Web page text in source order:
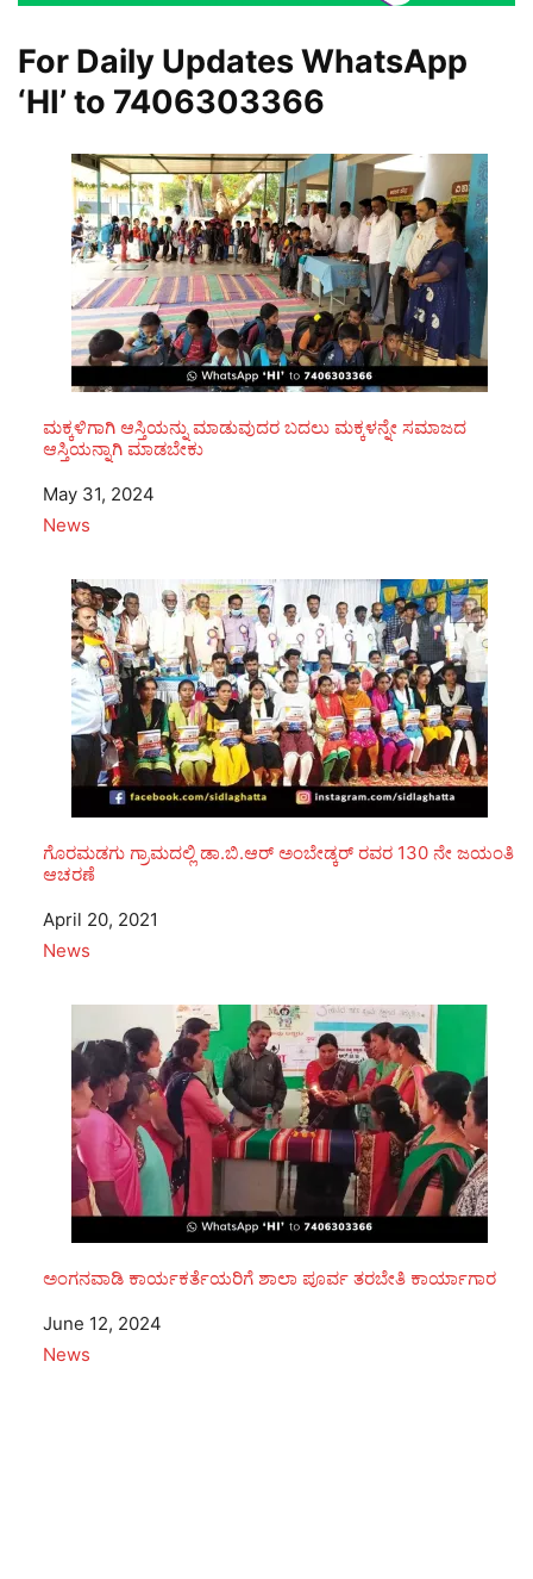
For Daily Updates WhatsApp
‘HI’ to 7406303366
ಮಕ್ಕಳಿಗಾಗಿ ಆಸ್ತಿಯನ್ನು ಮಾಡುವುದರ ಬದಲು ಮಕ್ಕಳನ್ನೇ ಸಮಾಜದ
ಆಸ್ತಿಯನ್ನಾಗಿ ಮಾಡಬೇಕು
Date
May 31, 2024
In relation to
News
ಗೊರಮಡಗು ಗ್ರಾಮದಲ್ಲಿ ಡಾ.ಬಿ.ಆರ್ ಅಂಬೇಡ್ಕರ್ ರವರ 130 ನೇ ಜಯಂತಿ
ಆಚರಣೆ
Date
April 20, 2021
In relation to
News
ಅಂಗನವಾಡಿ ಕಾರ್ಯಕರ್ತೆಯರಿಗೆ ಶಾಲಾ ಪೂರ್ವ ತರಬೇತಿ ಕಾರ್ಯಾಗಾರ
Date
June 12, 2024
In relation to
News